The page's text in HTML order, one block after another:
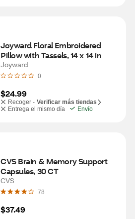
Joyward Floral Embroidered
Pillow with Tassels, 14 x 14 in
Joyward
0
$24.99
Recoger - Verificar más tiendas
Entrega el mismo día
Envío
CVS Brain & Memory Support
Capsules, 30 CT
CVS
78
$37.49